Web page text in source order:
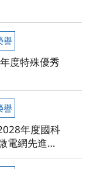
譽
度特殊優秀
譽
年度國科
電網先進控
補助。